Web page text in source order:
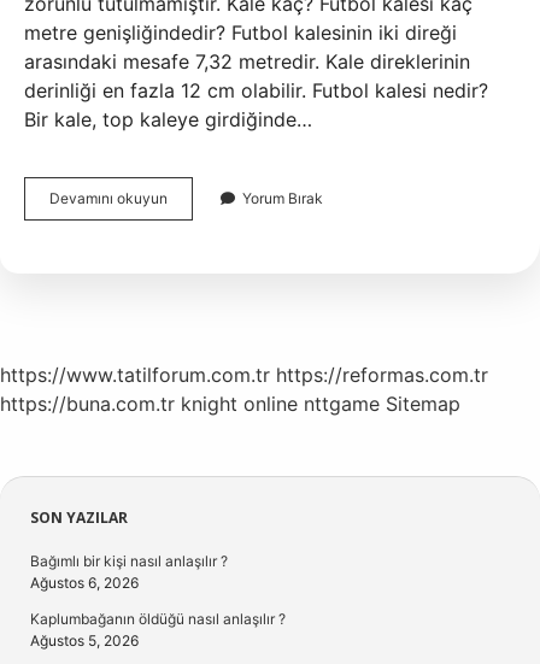
metre genişliğindedir? Futbol kalesinin iki direği
arasındaki mesafe 7,32 metredir. Kale direklerinin
derinliği en fazla 12 cm olabilir. Futbol kalesi nedir?
Bir kale, top kaleye girdiğinde…
Devamını okuyun Futbolda
Kale
Yorum Bırak
https://www.tatilforum.com.tr https://reformas.com.tr
https://buna.com.tr knight online nttgame Sitemap
Sidebar
SON YAZILAR
Bağımlı bir kişi nasıl anlaşılır ?
Ağustos 6, 2026
Kaplumbağanın öldüğü nasıl anlaşılır ?
Ağustos 5, 2026